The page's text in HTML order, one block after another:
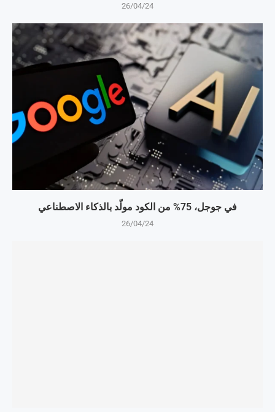
26/04/24
في جوجل، 75% من الكود مولّد بالذكاء الاصطناعي
26/04/24